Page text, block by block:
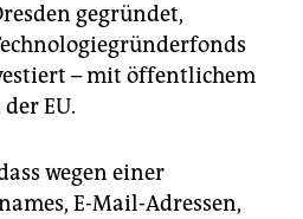
gegründet,
– mit öffentlichem
EU.
wegen einer
E-Mail-Adressen,